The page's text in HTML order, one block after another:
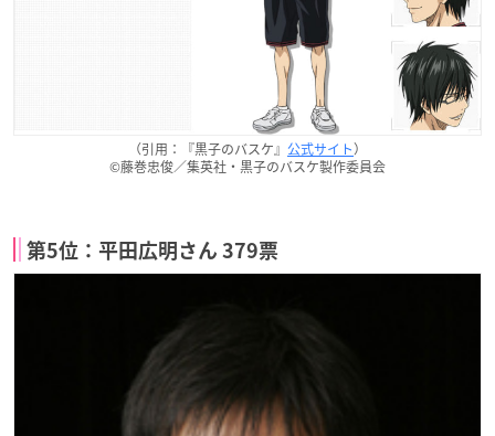
（引用：『黒子のバスケ』 公式サイト）
©藤巻忠俊／集英社・黒子のバスケ製作委員会
第5位：平田広明さん 379票